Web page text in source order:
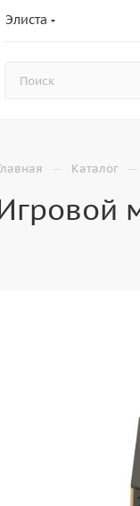
Элиста
— Каталог —